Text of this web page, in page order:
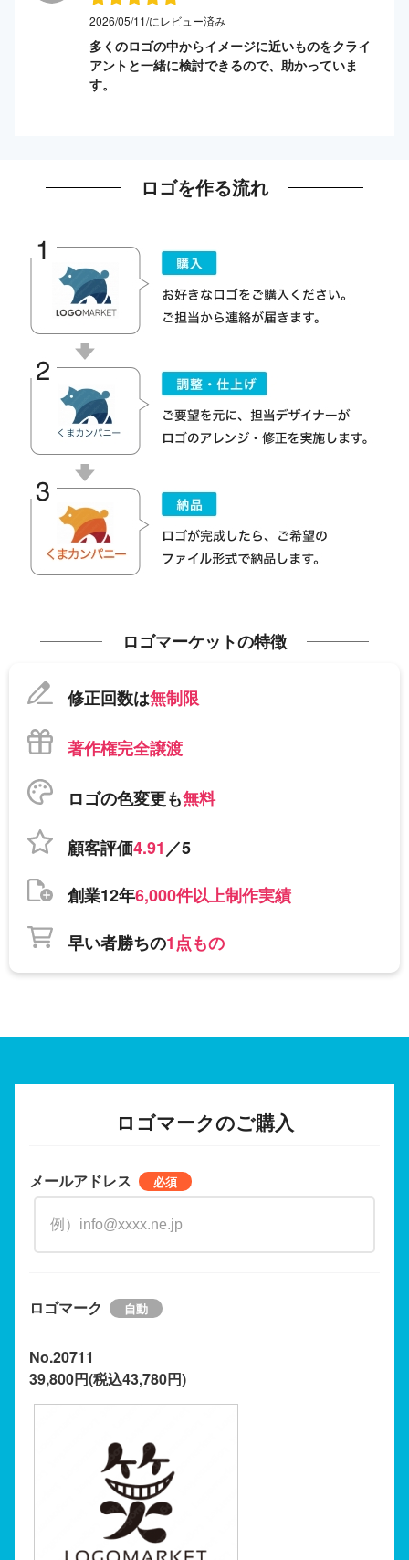
2026/05/11/にレビュー済み
多くのロゴの中からイメージに近いものをクライ
アントと一緒に検討できるので、助かっていま
す。
ロゴを作る流れ
ロゴマーケットの特徴
修正回数は無制限
著作権完全譲渡
ロゴの色変更も無料
顧客評価4.91／5
創業12年6,000件以上制作実績
早い者勝ちの1点もの
ロゴマークのご購入
メールアドレス
ロゴマーク
No.20711
39,800円(税込43,780円)